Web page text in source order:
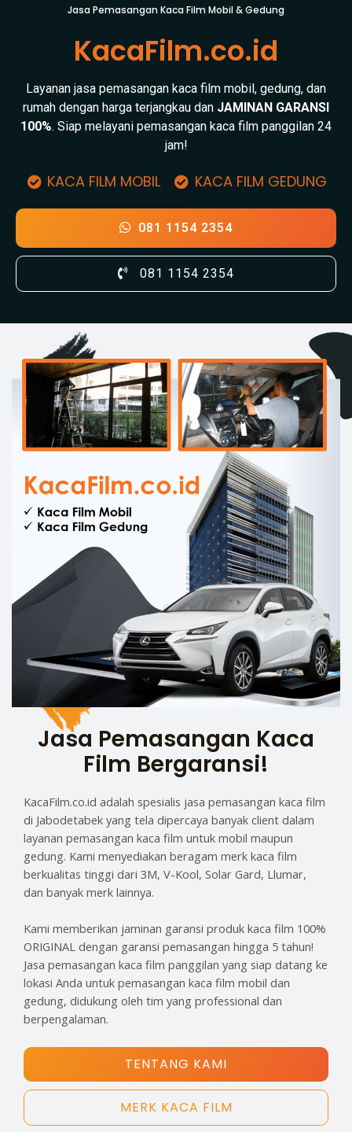
Jasa Pemasangan Kaca Film Mobil & Gedung
KacaFilm.co.id
Layanan jasa pemasangan kaca film mobil, gedung, dan
rumah dengan harga terjangkau dan JAMINAN GARANSI
100%. Siap melayani pemasangan kaca film panggilan 24
jam!
KACA FILM MOBIL KACA FILM GEDUNG
081 1154 2354
081 1154 2354
Jasa Pemasangan Kaca
Film Bergaransi!
KacaFilm.co.id adalah spesialis jasa pemasangan kaca film
di Jabodetabek yang tela dipercaya banyak client dalam
layanan pemasangan kaca film untuk mobil maupun
gedung. Kami menyediakan beragam merk kaca film
berkualitas tinggi dari 3M, V-Kool, Solar Gard, Llumar,
dan banyak merk lainnya.
Kami memberikan jaminan garansi produk kaca film 100%
ORIGINAL dengan garansi pemasangan hingga 5 tahun!
Jasa pemasangan kaca film panggilan yang siap datang ke
lokasi Anda untuk pemasangan kaca film mobil dan
gedung, didukung oleh tim yang professional dan
berpengalaman.
TENTANG KAMI
MERK KACA FILM